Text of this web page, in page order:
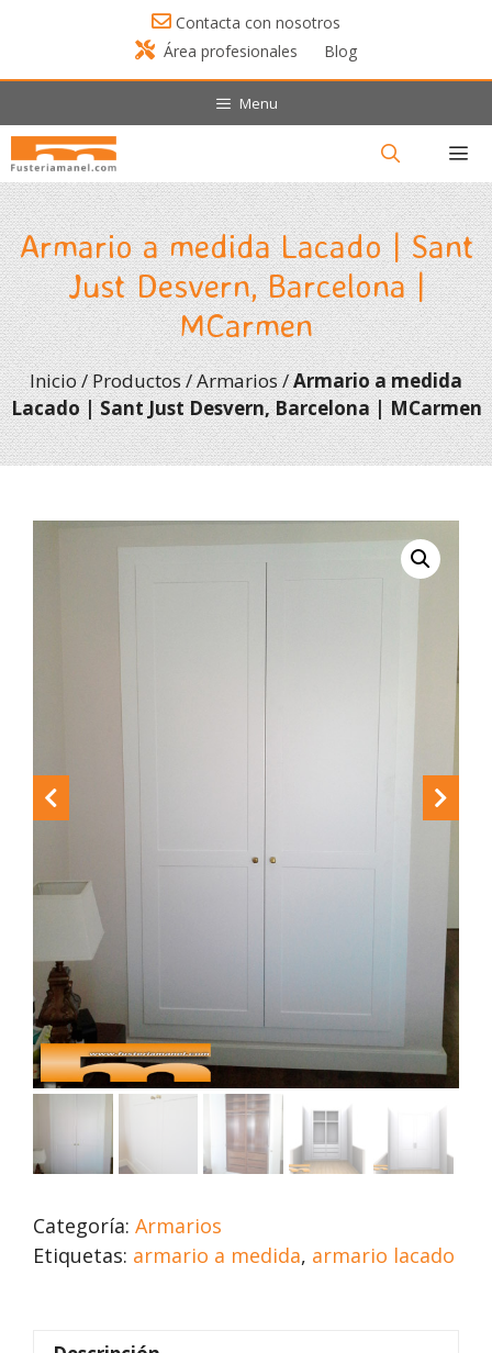
Contacta con nosotros
Área profesionales
Blog
Menu
Menú
Armario a medida Lacado | Sant
Just Desvern, Barcelona |
MCarmen
Inicio/Productos/Armarios/Armario a medida
Lacado | Sant Just Desvern, Barcelona | MCarmen
Categoría: Armarios
Etiquetas: armario a medida, armario lacado